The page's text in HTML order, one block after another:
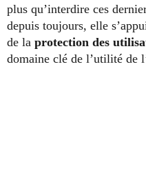
plus qu’interdire ces
depuis toujours, elle
de la protection des
domaine clé de l’utilité de